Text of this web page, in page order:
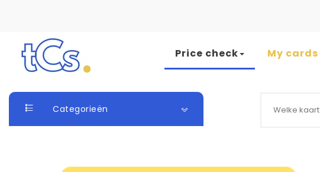
Skip to content
Price check My cards
Categorieën